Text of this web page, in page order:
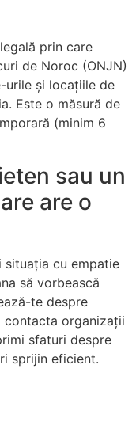
prin care
de Noroc (ONJN)
urile și locațiile de
Este o măsură de
(minim 6
sau un
are o
situația cu empatie
să vorbească
te despre
contacta organizații
sfaturi despre
sprijin eficient.